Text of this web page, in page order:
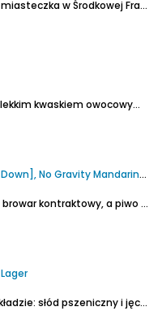
Browar z Merkendorfu, małego miasteczka w Środkowej Frankonii (Bawaria).
owocowym (w składzie syrop glukozowe)
Maryensztadt Zwoleń [Upside Down], No Gravity Mandarina Bavaria & Galaxy NEIPA
a piwo uwarzone w zamkniętym już browarze w Zwoleniu!
słód pszeniczny i jęczmienny.